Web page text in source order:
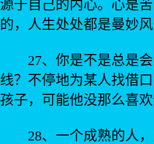
源于自己的内心。心是
的，人生处处都是曼妙
27、你是不是总是会
线？不停地为某人找借
孩子，可能他没那么喜
28、一个成熟的人，